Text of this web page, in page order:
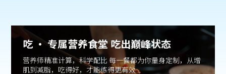
吃 · 专属营养食堂 吃出巅峰状态
营养师精准计算，科学配比 每一餐都为你量身定制，从增
肌到减脂，吃得好，才能练得更有效